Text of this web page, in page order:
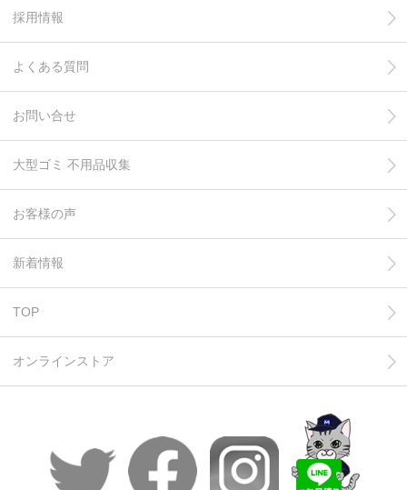
採用情報
よくある質問
お問い合せ
大型ゴミ 不用品収集
お客様の声
新着情報
TOP
オンラインストア